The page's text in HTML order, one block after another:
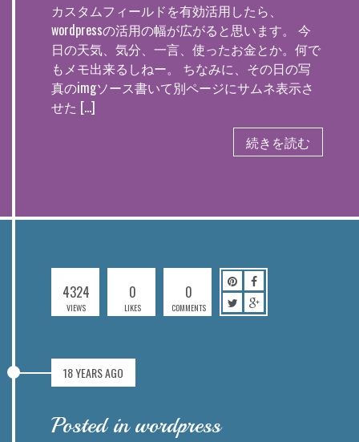
カスタムフィールドを有効活用したら、
wordpressの活用の幅が広がると思います。 今
日の天気、気分、一言、使ったお金とか。何で
もメモ出来るしねー。 ちなみに、その日の写
真のimgソース書いて別ページにサムネ表示さ
せた […]
続きを読む
4324
VIEWS
0
LIKES
0
COMMENTS
18 YEARS AGO
Posted in wordpress